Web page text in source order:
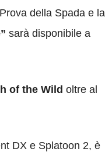
della Spada e la
sarà disponibile a
of the Wild oltre al
DX e Splatoon 2, è